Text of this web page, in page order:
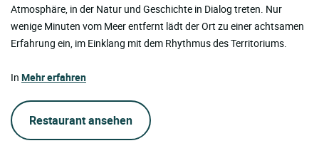
Atmosphäre, in der Natur und Geschichte in Dialog treten. Nur
wenige Minuten vom Meer entfernt lädt der Ort zu einer achtsamen
Erfahrung ein, im Einklang mit dem Rhythmus des Territoriums.
In Mehr erfahren
Restaurant ansehen